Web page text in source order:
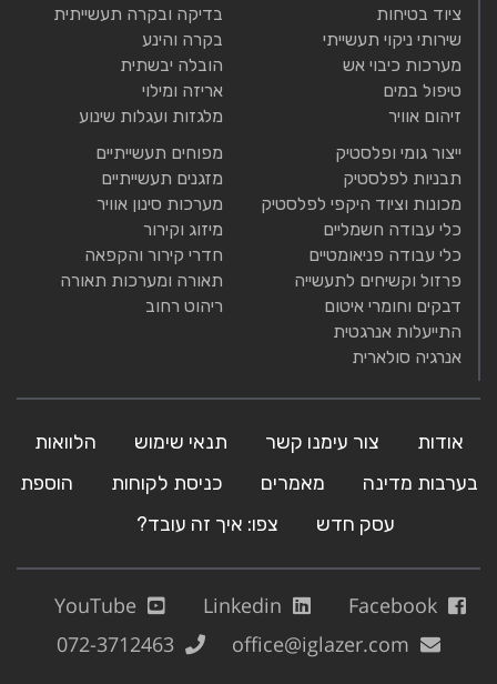
ציוד בטיחות
שירותי ניקוי תעשייתי
מערכות כיבוי אש
טיפול במים
זיהום אוויר
בדיקה ובקרה תעשייתית
בקרה והינע
הובלה יבשתית
אריזה ומילוי
מלגזות ועגלות שינוע
ייצור גומי ופלסטיק
תבניות לפלסטיק
מכונות וציוד היקפי לפלסטיק
כלי עבודה חשמליים
כלי עבודה פניאומטיים
פרזול וקשיחים לתעשייה
דבקים וחומרי איטום
התייעלות אנרגטית
אנרגיה סולארית
מפוחים תעשייתיים
מזגנים תעשייתיים
מערכות סינון אוויר
מיזוג וקירור
חדרי קירור והקפאה
תאורה ומערכות תאורה
ריהוט רחוב
אודות צור עימנו קשר תנאי שימוש
הלוואות
בערבות מדינה
מאמרים כניסת לקוחות
הוספת
עסק חדש
צפו: איך זה עובד?
Facebook